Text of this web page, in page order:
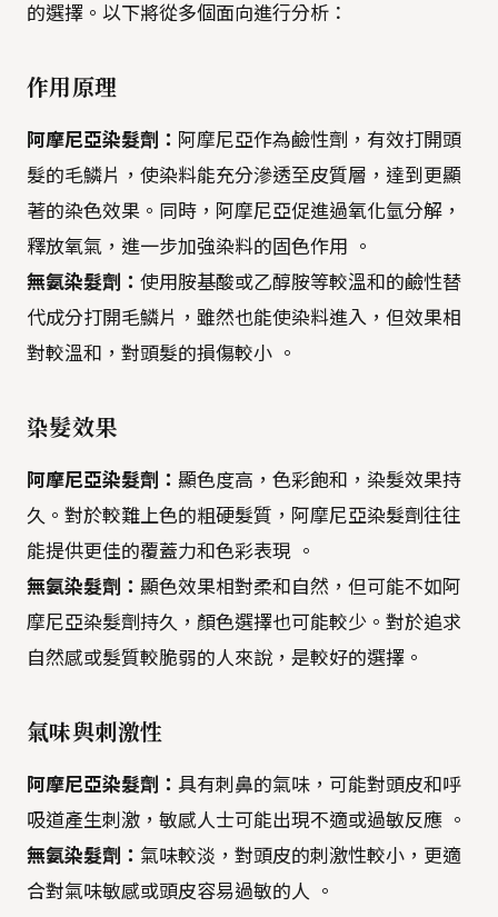
的選擇。以下將從多個面向進行分析：
作用原理
阿摩尼亞染髮劑： 阿摩尼亞作為鹼性劑，有效打開頭
髮的毛鱗片，使染料能充分滲透至皮質層，達到更顯
著的染色效果。同時，阿摩尼亞促進過氧化氫分解，
釋放氧氣，進一步加強染料的固色作用 。
無氨染髮劑： 使用胺基酸或乙醇胺等較溫和的鹼性替
代成分打開毛鱗片，雖然也能使染料進入，但效果相
對較溫和，對頭髮的損傷較小 。
染髮效果
阿摩尼亞染髮劑： 顯色度高，色彩飽和，染髮效果持
久。對於較難上色的粗硬髮質，阿摩尼亞染髮劑往往
能提供更佳的覆蓋力和色彩表現 。
無氨染髮劑： 顯色效果相對柔和自然，但可能不如阿
摩尼亞染髮劑持久，顏色選擇也可能較少。對於追求
自然感或髮質較脆弱的人來說，是較好的選擇。
氣味與刺激性
阿摩尼亞染髮劑： 具有刺鼻的氣味，可能對頭皮和呼
吸道產生刺激，敏感人士可能出現不適或過敏反應 。
無氨染髮劑： 氣味較淡，對頭皮的刺激性較小，更適
合對氣味敏感或頭皮容易過敏的人 。